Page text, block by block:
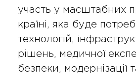
участь у масштабних
країні, яка буде
технологій,
рішень, медичної
безпеки, модернізації